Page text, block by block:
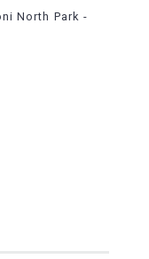
North Park -